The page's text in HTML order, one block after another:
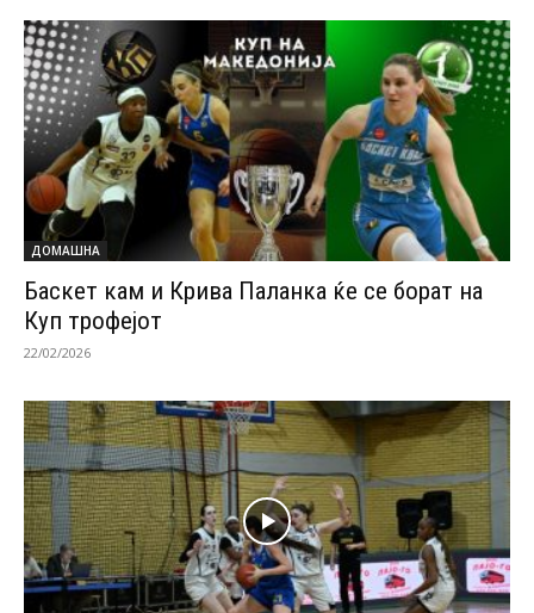
ДОМАШНА
Баскет кам и Крива Паланка ќе се борат на
Куп трофејот
22/02/2026